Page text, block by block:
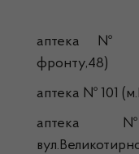
аптека № 50
фронту,48)
аптека № 101
аптека